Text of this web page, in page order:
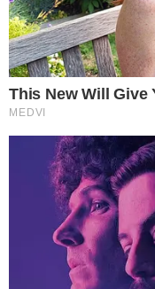
MINISTRA
Segundo
a ministra da
uma das vítimas. No
prestou depoimento à
PF também buscou
mas ainda não
relatos.
EXONERADO
Após as acusações
Lula (PT)pediu que
com Anielle, que
parte do ex-ministro.
prestasse